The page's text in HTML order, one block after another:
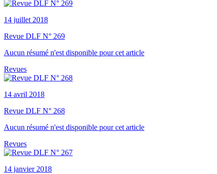
14 juillet 2018
Revue DLF N° 269
Aucun résumé n'est disponible pour cet article
Revues
14 avril 2018
Revue DLF N° 268
Aucun résumé n'est disponible pour cet article
Revues
14 janvier 2018